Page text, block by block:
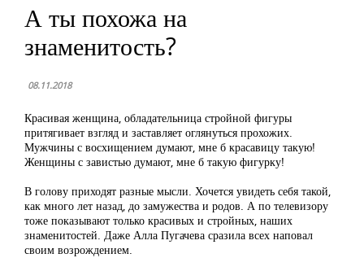
А ты похожа на
знаменитость?
08.11.2018
Красивая женщина, обладательница стройной фигуры
притягивает взгляд и заставляет оглянуться прохожих.
Мужчины с восхищением думают, мне б красавицу такую!
Женщины с завистью думают, мне б такую фигурку!
В голову приходят разные мысли. Хочется увидеть себя такой,
как много лет назад, до замужества и родов. А по телевизору
тоже показывают только красивых и стройных, наших
знаменитостей. Даже Алла Пугачева сразила всех наповал
своим возрождением.